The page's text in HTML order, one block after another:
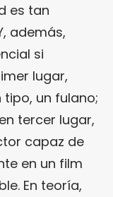
es tan
además,
si
lugar,
tipo, un fulano;
tercer lugar,
capaz de
en un film
En teoría,